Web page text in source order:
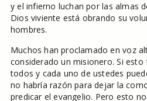
y el infierno luchan por las almas
Dios viviente está obrando su
hombres.
Muchos han proclamado en voz
considerado un misionero. Si
todos y cada uno de ustedes
no habría razón para dejar la
predicar el evangelio. Pero esto